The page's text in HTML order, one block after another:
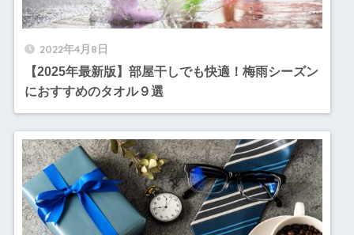
2022年4月8日
【2025年最新版】部屋干しでも快適！梅雨シーズン
におすすめのタオル９選